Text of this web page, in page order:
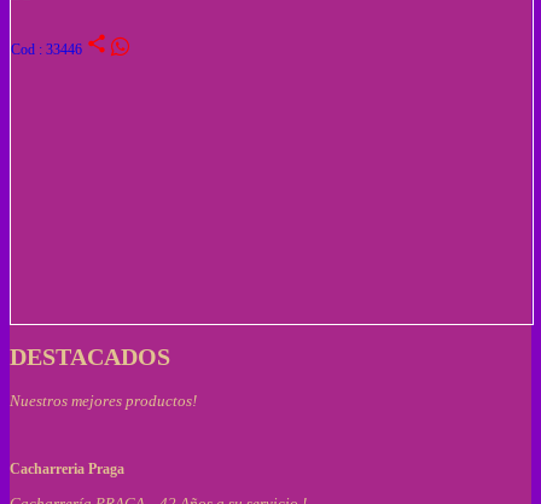
Cod : 33446 share
DESTACADOS
Nuestros mejores productos!
Cacharreria Praga